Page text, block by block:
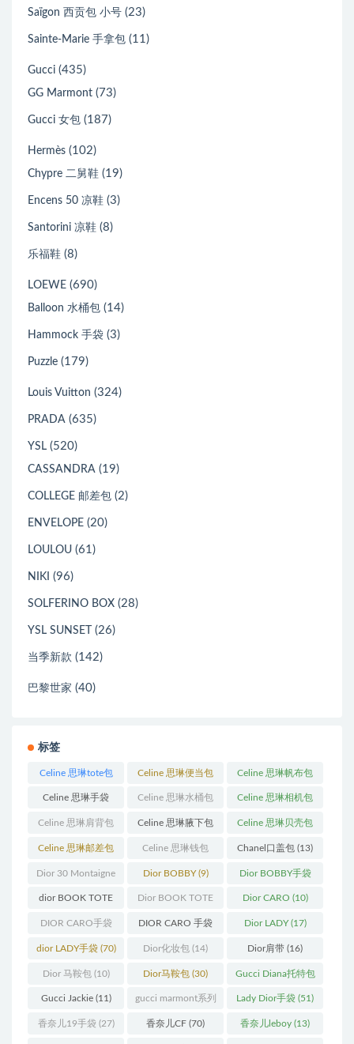
Saïgon 西贡包 小号 (23)
Sainte-Marie 手拿包 (11)
Gucci (435)
GG Marmont (73)
Gucci 女包 (187)
Hermès (102)
Chypre 二舅鞋 (19)
Encens 50 凉鞋 (3)
Santorini 凉鞋 (8)
乐福鞋 (8)
LOEWE (690)
Balloon 水桶包 (14)
Hammock 手袋 (3)
Puzzle (179)
Louis Vuitton (324)
PRADA (635)
YSL (520)
CASSANDRA (19)
COLLEGE 邮差包 (2)
ENVELOPE (20)
LOULOU (61)
NIKI (96)
SOLFERINO BOX (28)
YSL SUNSET (26)
当季新款 (142)
巴黎世家 (40)
标签
Celine 思琳tote包
(23)
Celine 思琳便当包
(14)
Celine 思琳帆布包
(18)
Celine 思琳手袋
(250)
Celine 思琳水桶包
(55)
Celine 思琳相机包
(11)
Celine 思琳肩背包
(12)
Celine 思琳腋下包
(10)
Celine 思琳贝壳包
(12)
Celine 思琳邮差包
(13)
Celine 思琳钱包
(10)
Chanel口盖包 (13)
Dior 30 Montaigne
蒙田(31)
Dior BOBBY(9) Dior BOBBY手袋
(26)
dior BOOK TOTE
(12)
Dior BOOK TOTE
手袋(163)
Dior CARO (10)
DIOR CARO手袋
(11)
DIOR CARO 手袋
(31)
Dior LADY(17)
dior LADY手袋(70) Dior化妆包 (14) Dior肩带 (16)
Dior 马鞍包(10) Dior马鞍包 (30) Gucci Diana托特包
(11)
Gucci Jackie(11) gucci marmont系列
(19)
Lady Dior手袋 (51)
香奈儿19手袋 (27) 香奈儿CF (70) 香奈儿leboy (13)